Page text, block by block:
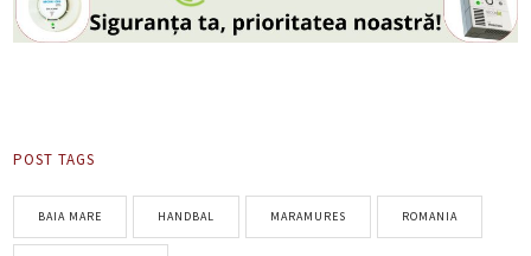
POST TAGS
BAIA MARE HANDBAL MARAMURES ROMANIA